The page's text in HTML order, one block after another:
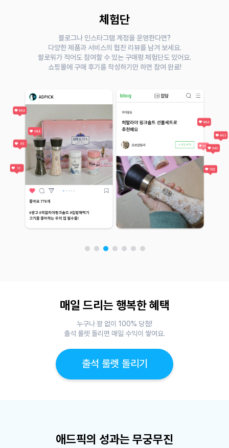
체험단
블로그나 인스타그램 계정을 운영한다면?
다양한 제품과 서비스의 협찬 리뷰를 남겨 보세요.
팔로워가 적어도 참여할 수 있는 구매평 체험단도 있어요.
쇼핑몰에 구매 후기를 작성하기만 하면 참여 완료!
매일 드리는 행복한 혜택
누구나 꽝 없이 100% 당첨!
출석 룰렛 돌리면 매일 수익이 쌓여요.
출석 룰렛 돌리기
애드픽의 성과는 무궁무진